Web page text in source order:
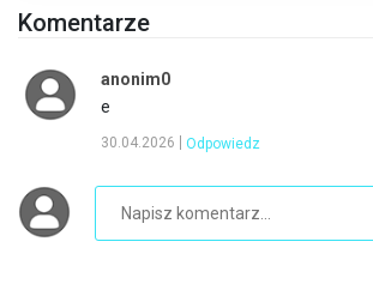
Komentarze
anonim0
e
30.04.2026 Odpowiedz